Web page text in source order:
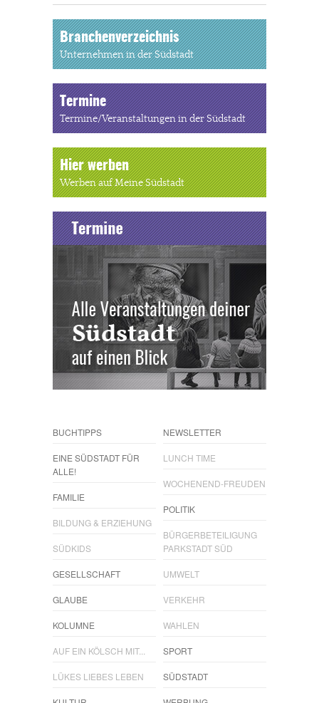
Branchenverzeichnis
Unternehmen in der Südstadt
Termine
Termine/Veranstaltungen in der Südstadt
Hier werben
Werben auf Meine Südstadt
BUCHTIPPS
EINE SÜDSTADT FÜR
ALLE!
FAMILIE
BILDUNG & ERZIEHUNG
SÜDKIDS
GESELLSCHAFT
GLAUBE
KOLUMNE
AUF EIN KÖLSCH MIT...
LÜKES LIEBES LEBEN
NEWSLETTER
LUNCH TIME
WOCHENEND-FREUDEN
POLITIK
BÜRGERBETEILIGUNG
PARKSTADT SÜD
UMWELT
VERKEHR
WAHLEN
SPORT
SÜDSTADT